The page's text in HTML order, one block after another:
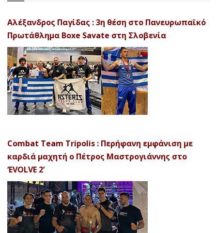
Αλέξανδρος Παγίδας : 3η θέση στο Πανευρωπαϊκό
Πρωτάθλημα Boxe Savate στη Σλοβενία
Combat Team Tripolis : Περήφανη εμφάνιση με
καρδιά μαχητή ο Πέτρος Μαστρογιάννης στο
‘EVOLVE 2’